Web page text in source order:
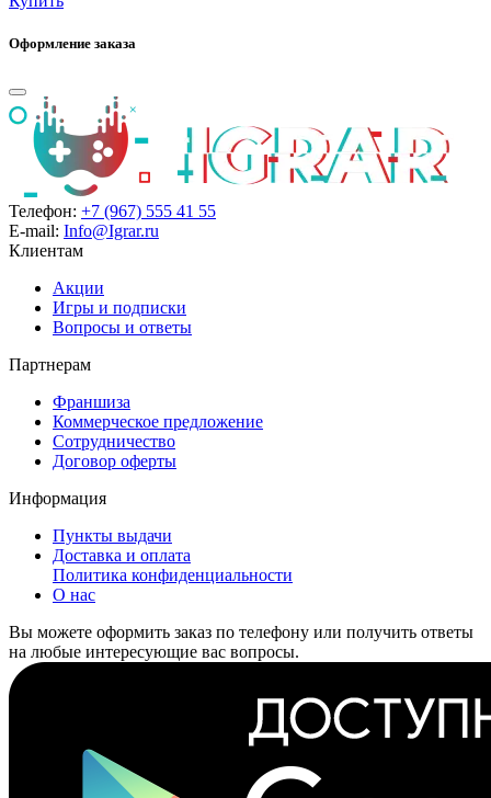
Оформление заказа
Телефон: +7 (967) 555 41 55
E-mail: Info@Igrar.ru
Клиентам
Акции
Игры и подписки
Вопросы и ответы
Партнерам
Франшиза
Коммерческое предложение
Сотрудничество
Договор оферты
Информация
Пункты выдачи
Доставка и оплата
Политика конфиденциальности
О нас
Вы можете оформить заказ по телефону или получить ответы
на любые интересующие вас вопросы.